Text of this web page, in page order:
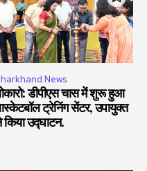
News
डीपीएस चास में शुरू हुआ
ट्रेनिंग सेंटर, उपायुक्त
किया उद्घाटन.